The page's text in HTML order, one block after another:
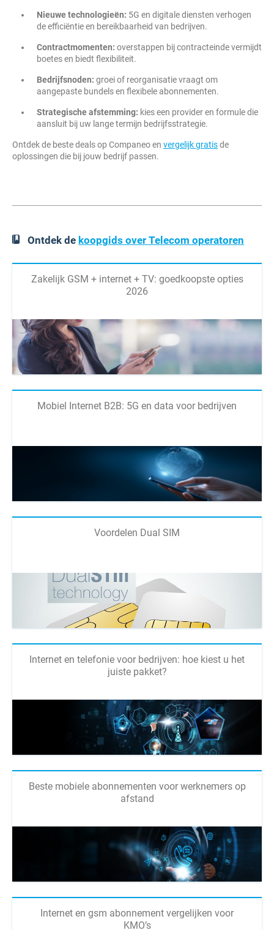
Nieuwe technologieën: 5G en digitale diensten verhogen
de efficiëntie en bereikbaarheid van bedrijven.
Contractmomenten: overstappen bij contracteinde vermijdt
boetes en biedt flexibiliteit.
Bedrijfsnoden: groei of reorganisatie vraagt om
aangepaste bundels en flexibele abonnementen.
Strategische afstemming: kies een provider en formule die
aansluit bij uw lange termijn bedrijfsstrategie.
Ontdek de beste deals op Companeo en vergelijk gratisde
oplossingen die bij jouw bedrijf passen.
Ontdek de koopgids over Telecom operatoren
Zakelijk GSM + internet + TV: goedkoopste opties
2026
Mobiel Internet B2B: 5G en data voor bedrijven
Voordelen Dual SIM
Internet en telefonie voor bedrijven: hoe kiest u het
juiste pakket?
Beste mobiele abonnementen voor werknemers op
afstand
Internet en gsm abonnement vergelijken voor
KMO’s